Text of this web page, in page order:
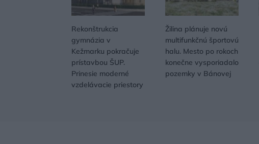
Rekonštrukcia
gymnázia v
Kežmarku pokračuje
prístavbou ŠUP.
Prinesie moderné
vzdelávacie priestory
Žilina plánuje novú
multifunkčnú športovú
halu. Mesto po rokoch
konečne vysporiadalo
pozemky v Bánovej